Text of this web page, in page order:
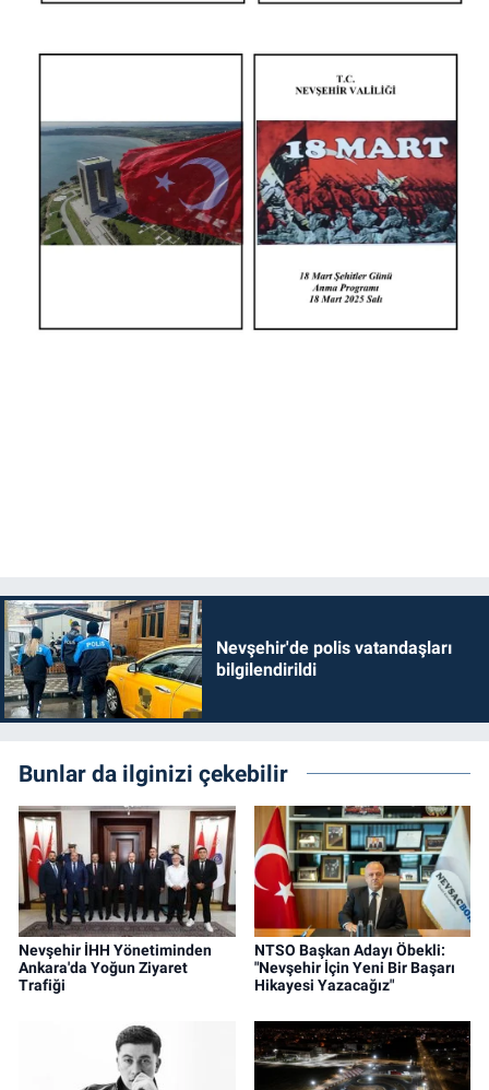
Nevşehir'de polis vatandaşları
bilgilendirildi
Bunlar da ilginizi çekebilir
Nevşehir İHH Yönetiminden
Ankara'da Yoğun Ziyaret
Trafiği
NTSO Başkan Adayı Öbekli:
"Nevşehir İçin Yeni Bir Başarı
Hikayesi Yazacağız"